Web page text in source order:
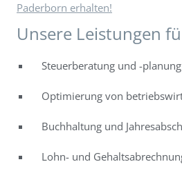
Paderborn erhalten!
Unsere Leistungen
Steuerberatung und -
Optimierung von
Buchhaltung und
Lohn- und